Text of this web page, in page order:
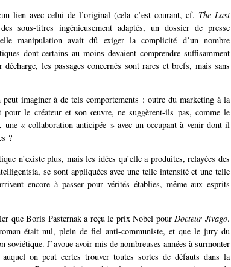
lien avec celui de l’original (cela c’est courant, cf. The Last
sous-titres ingénieusement adaptés, un dossier de presse
manipulation avait dû exiger la complicité d’un nombre
dont certains au moins devaient comprendre suffisamment
les passages concernés sont rares et brefs, mais sans
imaginer à de tels comportements : outre du marketing à la
pour le créateur et son œuvre, ne suggèrent-ils pas, comme le
une « collaboration anticipée » avec un occupant à venir dont il
?
n’existe plus, mais les idées qu’elle a produites, relayées des
se sont appliquées avec une telle intensité et une telle
encore à passer pour vérités établies, même aux esprits
que Boris Pasternak a reçu le prix Nobel pour Docteur Jivago.
était nul, plein de fiel anti-communiste, et que le jury du
J’avoue avoir mis de nombreuses années à surmonter
on peut certes trouver toutes sortes de défauts dans la